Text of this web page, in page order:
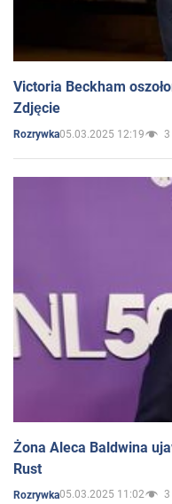
Victoria Beckham
Zdjęcie
Rozrywka05.03.2025 12:19 3
Żona Aleca Baldwina
Rust
Rozrywka05.03.2025 11:02 3